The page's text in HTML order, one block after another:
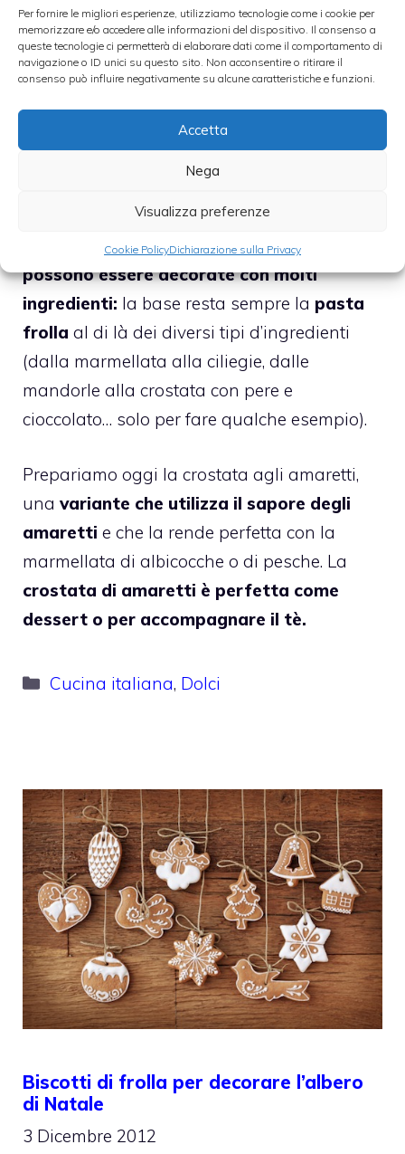
Per fornire le migliori esperienze, utilizziamo tecnologie come i cookie per
memorizzare e/o accedere alle informazioni del dispositivo. Il consenso a
queste tecnologie ci permetterà di elaborare dati come il comportamento di
navigazione o ID unici su questo sito. Non acconsentire o ritirare il
consenso può influire negativamente su alcune caratteristiche e funzioni.
Accetta
Nega
Visualizza preferenze
Cookie PolicyDichiarazione sulla Privacy
moltissimi tipi di crostate che
possono essere decorate con molti
ingredienti: la base resta sempre la pasta
frolla al di là dei diversi tipi d’ingredienti
(dalla marmellata alla ciliegie, dalle
mandorle alla crostata con pere e
cioccolato… solo per fare qualche esempio).
Prepariamo oggi la crostata agli amaretti,
una variante che utilizza il sapore degli
amaretti e che la rende perfetta con la
marmellata di albicocche o di pesche. La
crostata di amaretti è perfetta come
dessert o per accompagnare il tè.
Categorie
Cucina italiana, Dolci
Biscotti di frolla per decorare l’albero
di Natale
3 Dicembre 2012